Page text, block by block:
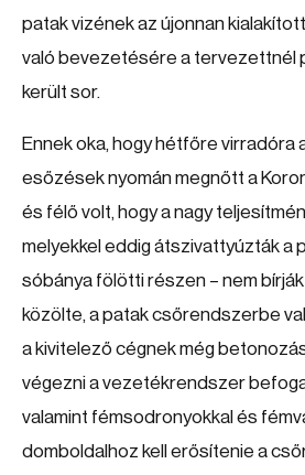
patak vizének az újonnan
való bevezetésére a tervezettnél
került sor.
Ennek oka, hogy hétfőre virradóra
esőzések nyomán megnőtt a
és félő volt, hogy a nagy
melyekkel eddig átszivattyúzták a
sóbánya fölötti részen – nem
közölte, a patak csőrendszerbe
a kivitelező cégnek még
végezni a vezetékrendszer
valamint fémsodronyokkal és
domboldalhoz kell erősítenie a